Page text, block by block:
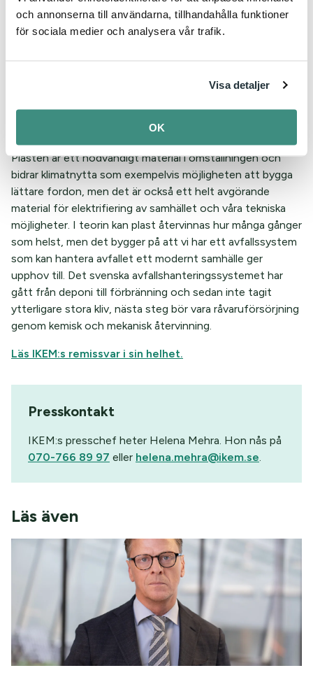
och annonserna till användarna, tillhandahålla funktioner
för sociala medier och analysera vår trafik.
Visa detaljer
OK
kolhaltigt avfall om vi ska klara att ställa om från fossila
råvaror, att uppnå klimatmålet måste vara överordnat att
elda kolhaltiga bränslen exempelvis från industriell
fjärrvärmenätet som är unikt och leder till storskaliga
samhällsnyttor, inte själva förbränningen.
Plasten är ett nödvändigt material i omställningen och
bidrar klimatnytta som exempelvis möjligheten att bygga
lättare fordon, men det är också ett helt avgörande
material för elektrifiering av samhället och våra tekniska
möjligheter. I teorin kan plast återvinnas hur många gånger
som helst, men det bygger på att vi har ett avfallssystem
som kan hantera avfallet ett modernt samhälle ger
upphov till. Det svenska avfallshanteringssystemet har
gått från deponi till förbränning och sedan inte tagit
ytterligare stora kliv, nästa steg bör vara råvaruförsörjning
genom kemisk och mekanisk återvinning.
Läs IKEM:s remissvar i sin helhet.
Presskontakt
IKEM:s presschef heter Helena Mehra. Hon nås på
070-766 89 97 eller helena.mehra@ikem.se.
Läs även